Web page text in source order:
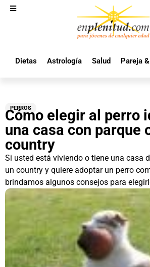
Dietas Astrología Salud Pareja
PERROS
Cómo elegir al perro
una casa con parque
country
Si usted está viviendo o tiene una casa
un country y quiere adoptar un perro
brindamos algunos consejos para